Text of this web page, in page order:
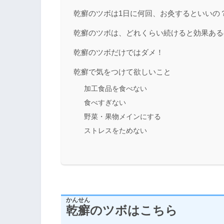
乾癬のツボは1日に何回、お灸するといいの
乾癬のツボは、どれくらい続けると効果あ
乾癬のツボだけではダメ！
乾癬で気をつけて欲しいこと
加工食品を食べない
食べすぎない
野菜・果物メインにする
ストレスをためない
乾癬
かんせん
のツボはこちら